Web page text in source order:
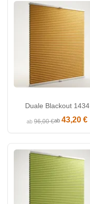
Duale Blackout 1434
ab96,00 €ab43,20 €